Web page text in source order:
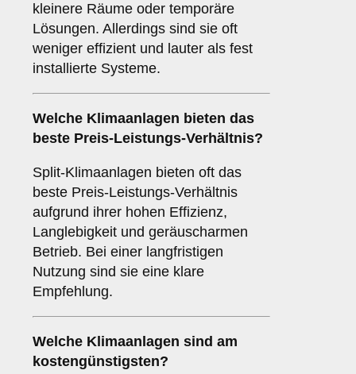
kleinere Räume oder temporäre
Lösungen. Allerdings sind sie oft
weniger effizient und lauter als fest
installierte Systeme.
Welche Klimaanlagen bieten das
beste Preis-Leistungs-Verhältnis?
Split-Klimaanlagen bieten oft das
beste Preis-Leistungs-Verhältnis
aufgrund ihrer hohen Effizienz,
Langlebigkeit und geräuscharmen
Betrieb. Bei einer langfristigen
Nutzung sind sie eine klare
Empfehlung.
Welche Klimaanlagen sind am
kostengünstigsten?